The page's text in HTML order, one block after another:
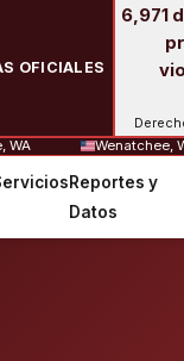
OFICIALES
6,971
WA Wenatchee,
Reportes y
Datos